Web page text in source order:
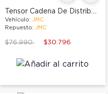
Tensor Cadena De Distribucion
Vehículo: JMC
Repuesto: JMC
Price reduced from
$76.990to $30.796